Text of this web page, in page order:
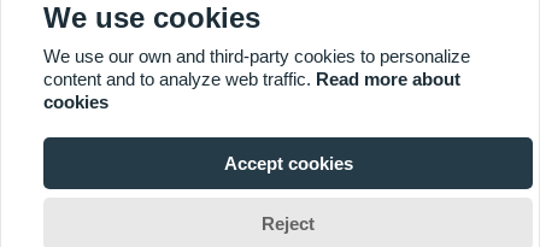

MAIS SERVIÇOS
Direitos autorais por © Yuyi Lighting Technology Co., Ltd. E-mail:
We use cookies
We use our own and third-party cookies to personalize
content and to analyze web traffic. Read more about
cookies
Accept cookies
Reject